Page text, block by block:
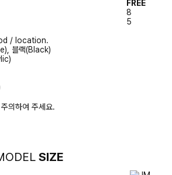
FREE
8
5
/ location.
블랙(Black)
의하여 주세요.
SIZE